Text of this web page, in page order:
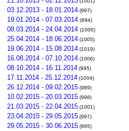
03.12.2013 - 18.01.2014 (997)
19.01.2014 - 07.03.2014 (994)
08.03.2014 - 24.04.2014 (1000)
25.04.2014 - 18.06.2014 (1005)
19.06.2014 - 15.08.2014 (1019)
16.08.2014 - 07.10.2014 (1006)
08.10.2014 - 16.11.2014 (995)
17.11.2014 - 25.12.2014 (1004)
26.12.2014 - 09.02.2015 (989)
10.02.2015 - 20.03.2015 (998)
21.03.2015 - 22.04.2015 (1001)
23.04.2015 - 29.05.2015 (997)
29.05.2015 - 30.06.2015 (995)